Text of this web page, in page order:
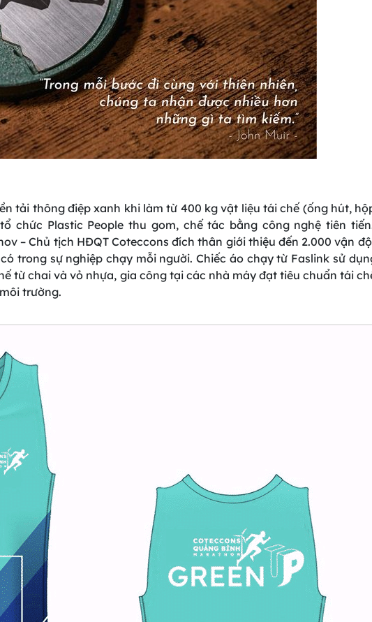
tải thông điệp xanh khi làm từ 400 kg vật liệu tái chế (ống hút,
chức Plastic People thu gom, chế tác bằng công nghệ tiên
– Chủ tịch HĐQT Coteccons đích thân giới thiệu đến 2.000 vận
trong sự nghiệp chạy mỗi người. Chiếc áo chạy từ Faslink sử
từ chai và vỏ nhựa, gia công tại các nhà máy đạt tiêu chuẩn tái
trường.